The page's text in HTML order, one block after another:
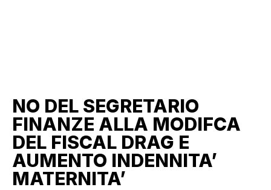
NO DEL SEGRETARIO
FINANZE ALLA MODIFCA
DEL FISCAL DRAG E
AUMENTO INDENNITA’
MATERNITA’